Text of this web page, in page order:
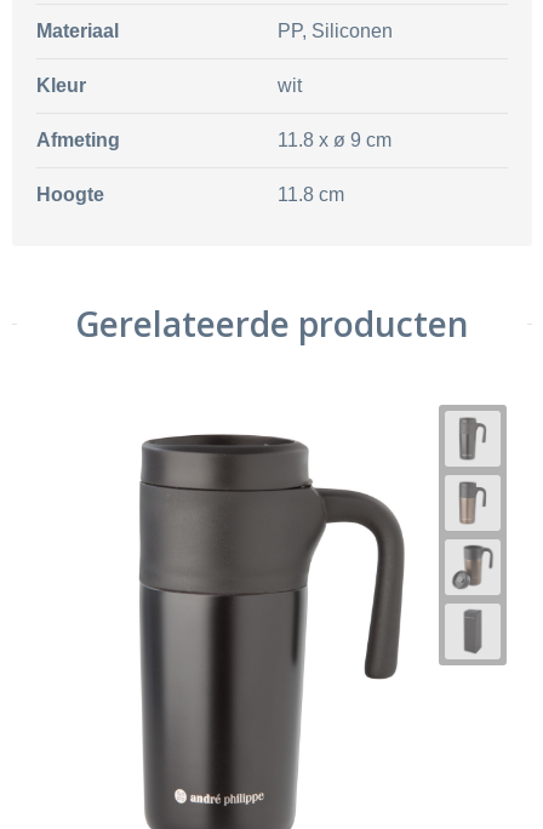
Materiaal PP, Siliconen
Kleur wit
Afmeting 11.8 x ø 9 cm
Hoogte 11.8 cm
Gerelateerde producten